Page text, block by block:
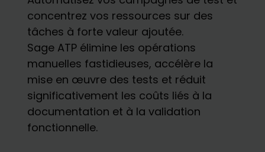
concentrez vos ressources sur des
tâches à forte valeur ajoutée.
Sage ATP élimine les opérations
manuelles fastidieuses, accélère la
mise en œuvre des tests et réduit
significativement les coûts liés à la
documentation et à la validation
fonctionnelle.